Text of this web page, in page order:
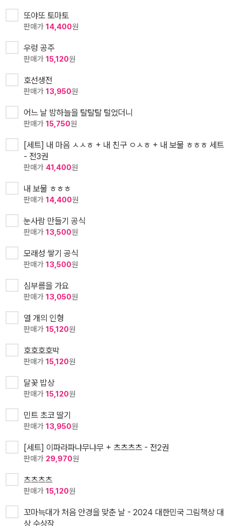
또야또 토마토
판매가 14,400원
우렁 공주
판매가 15,120원
호선생전
판매가 13,950원
어느 날 밤하늘을 탈탈탈 털었더니
판매가 15,750원
[세트] 내 마음 ㅅㅅㅎ + 내 친구 ㅇㅅㅎ + 내 보물 ㅎㅎㅎ 세트
- 전3권
판매가 41,400원
내 보물 ㅎㅎㅎ
판매가 14,400원
눈사람 만들기 공식
판매가 13,500원
모래성 쌓기 공식
판매가 13,500원
심부름을 가요
판매가 13,050원
열 개의 인형
판매가 15,120원
호호호호박
판매가 15,120원
달꽃 밥상
판매가 15,120원
민트 초코 딸기
판매가 13,950원
[세트] 이파라파냐무냐무 + 츠츠츠츠 - 전2권
판매가 29,970원
츠츠츠츠
판매가 15,120원
꼬마늑대가 처음 안경을 맞춘 날 - 2024 대한민국 그림책상 대
상 수상작